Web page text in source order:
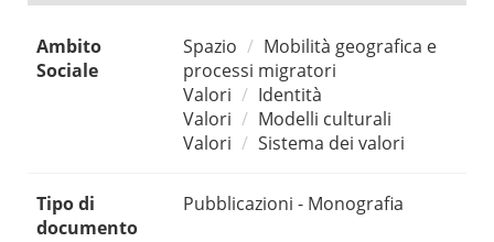
Ambito
Sociale
Spazio
Mobilità geografica e
processi migratori
Valori
Identità
Valori
Modelli culturali
Valori
Sistema dei valori
Tipo di
documento
Pubblicazioni - Monografia